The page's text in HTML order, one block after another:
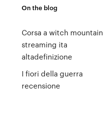
On the blog
Corsa a witch mountain
streaming ita
altadefinizione
I fiori della guerra
recensione